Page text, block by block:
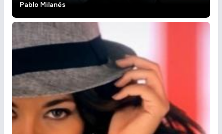
Pablo Milanés